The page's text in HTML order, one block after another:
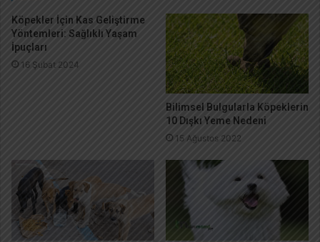
Köpekler İçin Kas Geliştirme
Yöntemleri: Sağlıklı Yaşam
İpuçları
16 Şubat 2024
Bilimsel Bulgularla Köpeklerin
10 Dışkı Yeme Nedeni
15 Ağustos 2022